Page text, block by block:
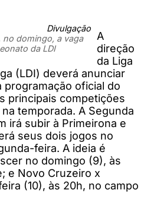
Divulgação
no domingo, a vaga
da LDI
A
direção
da Liga
(LDI) deverá anunciar
oficial do
principais competições
temporada. A Segunda
irá subir à Primeirona e
seus dois jogos no
feira. A ideia é
no domingo (9), às
e Novo Cruzeiro x
(10), às 20h, no campo